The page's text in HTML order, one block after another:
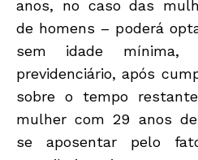
anos, no caso das
de homens – poderá
sem idade mínima,
previdenciário, após
sobre o tempo
mulher com 29 anos
se aposentar pelo